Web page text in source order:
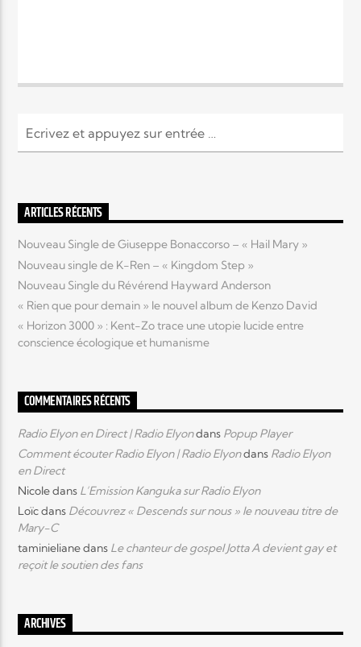
ARTICLES RÉCENTS
Nouveau Single de Giuseppe Bonaccorso – « Hail Mary »
Nouveau single de K-Ren – « Kingdom Step »
Nouveau Single du Révérend Hayward Anderson
« Rien que pour demain » le nouvel album de Kenzo David
« Horizon 3000 » : Kent-Zo trace une utopie lucide entre
conscience écologique et humanisme
COMMENTAIRES RÉCENTS
Radio Elyon en Direct | Radio Elyondans Popup Player
Comment écouter Radio Elyon | Radio Elyondans Radio Elyon
en Direct
Nicoledans L’Emission Kanguka sur Radio Elyon
Loïcdans Découvrez « Descends sur nous » le nouveau titre de
Mary-C
taminielianedans Le chanteur de gospel Jotta A devient gay et
reçoit le soutien des fans
ARCHIVES